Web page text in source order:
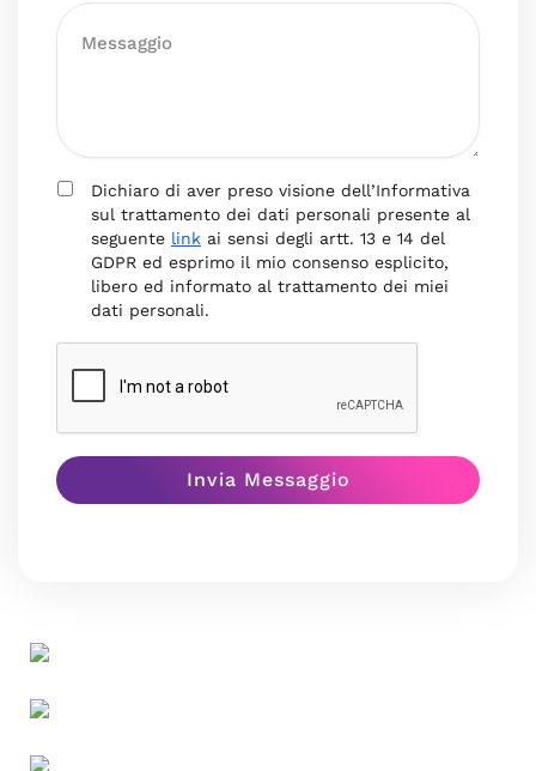
Dichiaro di aver preso visione dell’Informativa
sul trattamento dei dati personali presente al
seguente link ai sensi degli artt. 13 e 14 del
GDPR ed esprimo il mio consenso esplicito,
libero ed informato al trattamento dei miei
dati personali.